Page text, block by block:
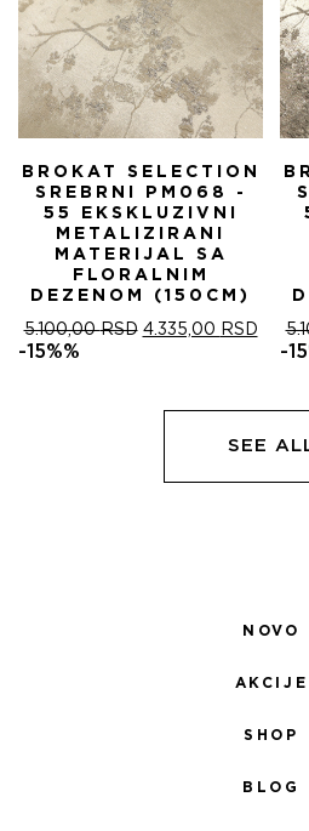
BROKAT SELECTION
SREBRNI PM068 -
55 EKSKLUZIVNI
METALIZIRANI
MATERIJAL SA
FLORALNIM
DEZENOM (150CM)
5.100,00RSD ОРИГИНАЛНА
5.100,00 RSD.
4.335,00 RSD
ЦЕНА
-15%% -
SEE
NOVO
AKCIJE
SHOP
BLOG